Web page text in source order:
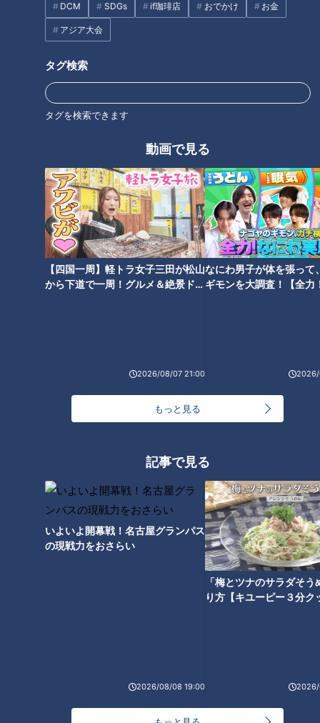
DCM SDGs if珈琲店 おでかけ お金
アジア大会
タグ検索
タグを検索できます
動画で見る
【四国一周】軽トラ女子三田が松山
から下道で一周！グルメ＆絶景ドラ
2026/08/07 21:00
なにわ男子が体を張って
ギモンを大調査！【全力
2026/
もっと見る
記事で見る
いよいよ開幕戦！名古屋グランパス
の現戦力をおさらい
2026/08/08 19:00
「梅とツナのサラダそう
り方【キユーピー３分ク
2026/
水分をよく吸水し、すぐに発散して乾く特殊な機能をもちま
中に発散する電源要らずのエコな加湿器。
気化式で、空気中の湿度に合わせて水分を放出します。
過剰加湿することなく、音もしないため、就寝時やパソコン作
商品購入を希望される方はこちら
スウセラ 歯ブラシ立て ¥1,870（2月22日時
点）
歯ブラシについた余分な水分を吸水・発散することで、
菌の繁殖を防ぎ、清潔な環境を保つことができます。
歯磨き粉や数人分の歯ブラシをまとめて入れられる、ゆとりあ
るサイズ感。
ご家族で使用いただけます。
商品購入を希望される方はこちら